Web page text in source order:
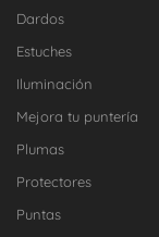
Dardos
Estuches
Iluminación
Mejora tu puntería
Plumas
Protectores
Puntas